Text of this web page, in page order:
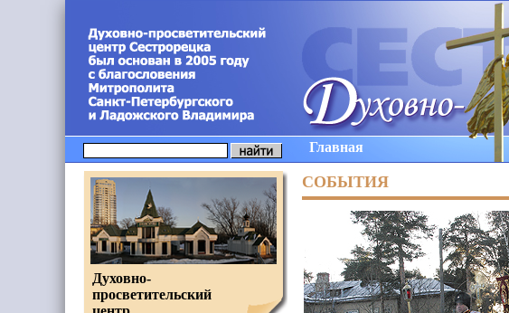
Главная
СОБЫТИЯ
Духовно-
просветительский